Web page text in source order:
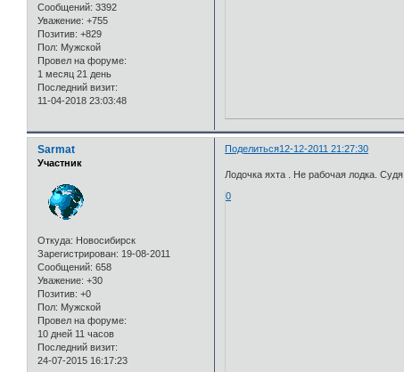
Сообщений: 3392
Уважение: +755
Позитив: +829
Пол: Мужской
Провел на форуме:
1 месяц 21 день
Последний визит:
11-04-2018 23:03:48
Поделиться12-12-2011 21:27:30
Sarmat
Участник
Откуда: Новосибирск
Зарегистрирован: 19-08-2011
Сообщений: 658
Уважение: +30
Позитив: +0
Пол: Мужской
Провел на форуме:
10 дней 11 часов
Последний визит:
24-07-2015 16:17:23
Лодочка яхта . Не рабочая лодка.
0